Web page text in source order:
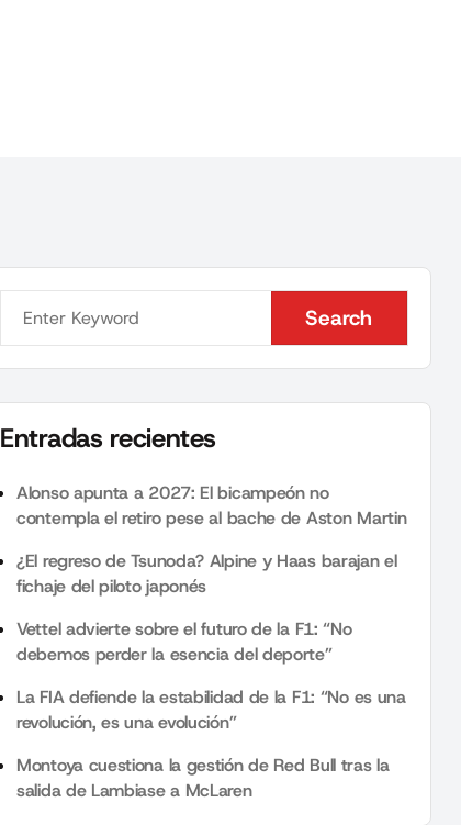
Search
Search
Entradas recientes
Alonso apunta a 2027: El bicampeón no
contempla el retiro pese al bache de Aston Martin
¿El regreso de Tsunoda? Alpine y Haas barajan el
fichaje del piloto japonés
Vettel advierte sobre el futuro de la F1: “No
debemos perder la esencia del deporte”
La FIA defiende la estabilidad de la F1: “No es una
revolución, es una evolución”
Montoya cuestiona la gestión de Red Bull tras la
salida de Lambiase a McLaren